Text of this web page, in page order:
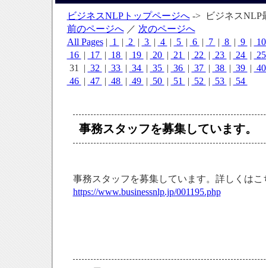
ビジネスNLPトップページへ-> ビジネスNLP
前のページへ／ 次のページへ
All Pages| 1 | 2 | 3 | 4 | 5 | 6 | 7 | 8 | 9 |
16 | 17 | 18 | 19 | 20 | 21 | 22 | 23 | 24 |
31 | 32 | 33 | 34 | 35 | 36 | 37 | 38 | 39 |
46 | 47 | 48 | 49 | 50 | 51 | 52 | 53 | 54
事務スタッフを募集しています。
事務スタッフを募集しています。詳しくは
https://www.businessnlp.jp/001195.php